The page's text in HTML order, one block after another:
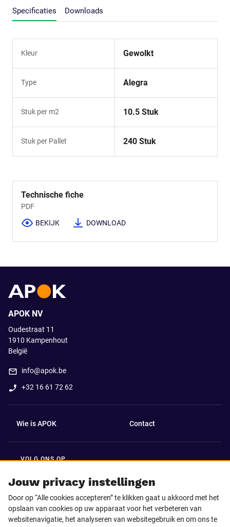
Specificaties Downloads
Kleur Gewolkt
Type Alegra
Stuk per m2 10.5 Stuk
Stuk per Pallet 240 Stuk
Technische fiche
PDF
BEKIJK DOWNLOAD
Jouw privacy instellingen
Door op “Alle cookies accepteren” te klikken gaat u akkoord met het
opslaan van cookies op uw apparaat voor het verbeteren van
websitenavigatie, het analyseren van websitegebruik en om ons te
APOK NV
Oudestraat 11
1910 Kampenhout
België
info@apok.be
+32 16 61 72 62
Wie is APOK Contact
VOLG ONS OP
Facebook LinkedIn
Instagram TikTok